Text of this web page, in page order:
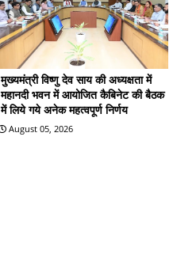
मुख्यमंत्री विष्णु देव साय की अध्यक्षता में
महानदी भवन में आयोजित कैबिनेट की बैठक
में लिये गये अनेक महत्वपूर्ण निर्णय
August 05, 2026